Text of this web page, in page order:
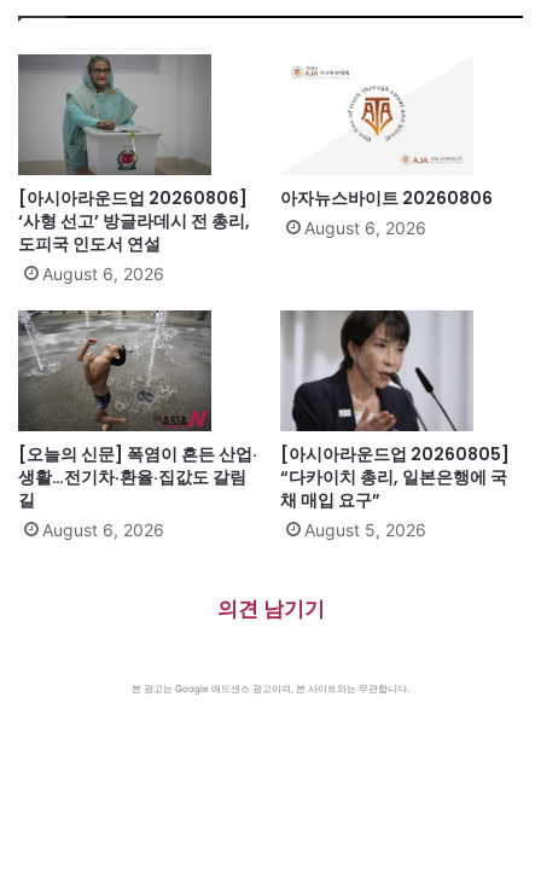
[아시아라운드업 20260806]
‘사형 선고’ 방글라데시 전 총리,
도피국 인도서 연설
August 6, 2026
아자뉴스바이트 20260806
August 6, 2026
[오늘의 신문] 폭염이 흔든 산업·
생활…전기차·환율·집값도 갈림
길
August 6, 2026
[아시아라운드업 20260805]
“다카이치 총리, 일본은행에 국
채 매입 요구”
August 5, 2026
의견 남기기
본 광고는 Google 애드센스 광고이며, 본 사이트와는 무관합니다.